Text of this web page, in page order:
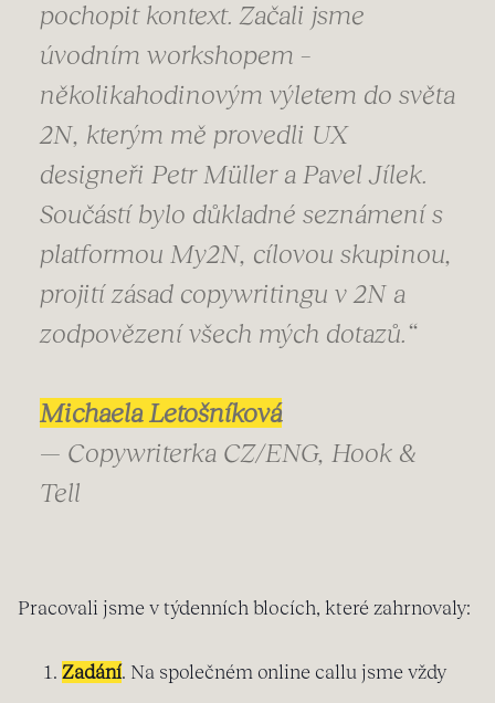
pochopit kontext. Začali jsme
úvodním workshopem –
několikahodinovým výletem do světa
2N, kterým mě provedli UX
designeři Petr Müller a Pavel Jílek.
Součástí bylo důkladné seznámení s
platformou My2N, cílovou skupinou,
projití zásad copywritingu v 2N a
zodpovězení všech mých dotazů.“
Michaela Letošníková
— Copywriterka CZ/ENG, Hook &
Tell
Pracovali jsme v týdenních blocích, které zahrnovaly:
Zadání. Na společném online callu jsme vždy